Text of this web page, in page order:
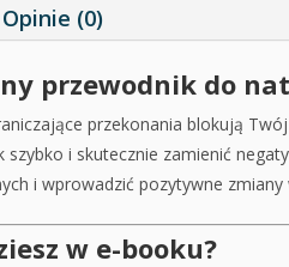
Opinie (0)
przewodnik do
przekonania blokują
szybko i skutecznie zamienić
i wprowadzić pozytywne zmiany
w e-booku?